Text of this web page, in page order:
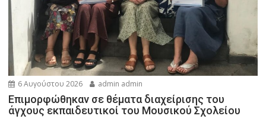
6 Αυγούστου 2026 admin admin
Eπιμορφώθηκαν σε θέματα διαχείρισης του
άγχους εκπαιδευτικοί του Μουσικού Σχολείου